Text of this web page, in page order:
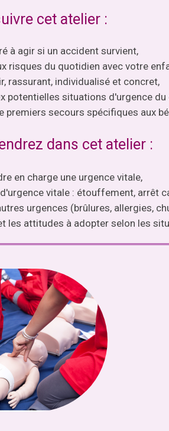
cet atelier :
à agir si un accident survient,
risques du quotidien avec votre
rassurant, individualisé et concret,
potentielles situations d'urgence du
secours spécifiques aux
dans cet atelier :
en charge une urgence vitale,
vitale : étouffement, arrêt
urgences (brûlures, allergies,
les attitudes à adopter selon les